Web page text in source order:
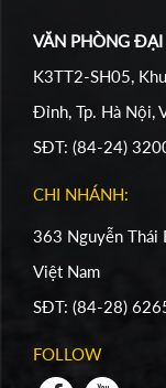
VĂN PHÒNG ĐẠI
K3TT2-SH05,
Đỉnh, Tp. Hà Nội,
SĐT: (84-24)
CHI NHÁNH:
363 Nguyễn Thái
Việt Nam
SĐT: (84-28)
FOLLOW